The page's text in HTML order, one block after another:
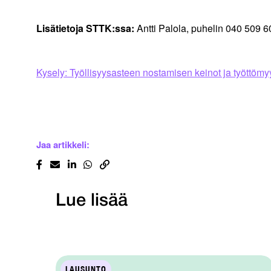
Lisätietoja STTK:ssa: Antti Palola, puhelin 040 509
Kysely: Työllisyysasteen nostamisen keinot ja
Jaa artikkeli:
Lue lisää